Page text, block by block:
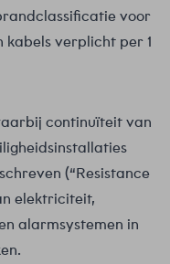
voor
verplicht per 1
continuïteit van
(“Resistance
elektriciteit,
alarmsystemen in